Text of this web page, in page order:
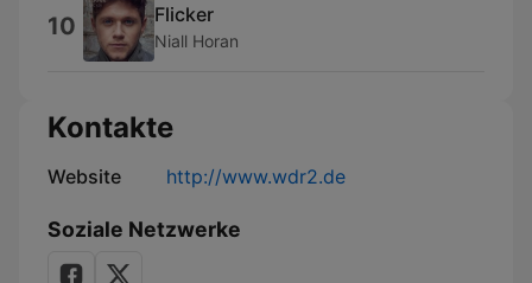
10 Flicker
Niall Horan
Kontakte
Website http://www.wdr2.de
Soziale Netzwerke